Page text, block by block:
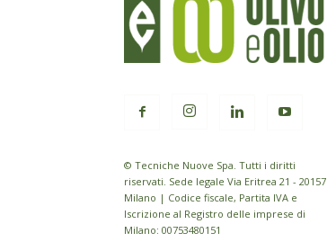
© Tecniche Nuove Spa. Tutti i diritti
riservati. Sede legale Via Eritrea 21 - 20157
Milano | Codice fiscale, Partita IVA e
Iscrizione al Registro delle imprese di
Milano: 00753480151